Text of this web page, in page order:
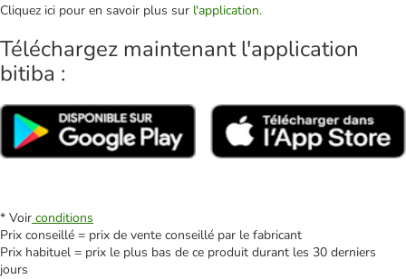
Cliquez ici pour en savoir plus sur l'application.
Téléchargez maintenant l'application
bitiba :
* Voir conditions
Prix conseillé = prix de vente conseillé par le fabricant
Prix habituel = prix le plus bas de ce produit durant les 30 derniers
jours